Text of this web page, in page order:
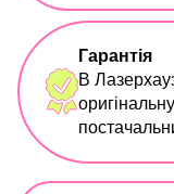
Гарантія
В